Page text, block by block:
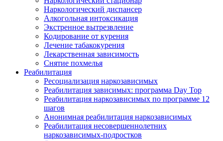
Наркологический диспансер
Алкогольная интоксикация
Экстренное вытрезвление
Кодирование от курения
Лечение табакокурения
Лекарственная зависимость
Снятие похмелья
Реабилитация
Ресоциализация наркозависимых
Реабилитация зависимых: программа Day Top
Реабилитация наркозависимых по программе 12
шагов
Анонимная реабилитация наркозависимых
Реабилитация несовершеннолетних
наркозависимых-подростков